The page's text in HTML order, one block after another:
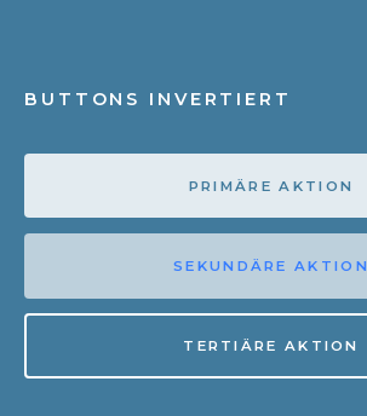
BUTTONS INVERTIERT
PRIMÄRE AKTION
SEKUNDÄRE AKTION
TERTIÄRE AKTION